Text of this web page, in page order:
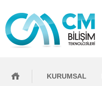
KURUMSAL